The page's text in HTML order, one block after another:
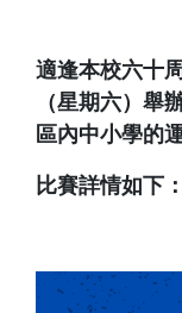
適逢本校六十
（星期六）舉
區內中小學的
比賽詳情如下：